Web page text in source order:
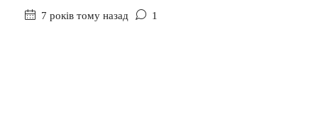
7 років тому назад 1